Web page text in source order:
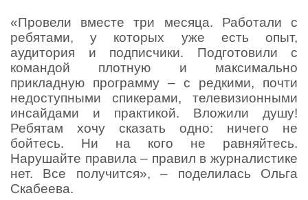
«Провели вместе три месяца. Работали с
ребятами, у которых уже есть опыт,
аудитория и подписчики. Подготовили с
командой плотную и максимально
прикладную программу – с редкими, почти
недоступными спикерами, телевизионными
инсайдами и практикой. Вложили душу!
Ребятам хочу сказать одно: ничего не
бойтесь. Ни на кого не равняйтесь.
Нарушайте правила – правил в журналистике
нет. Все получится», – поделилась Ольга
Скабеева.